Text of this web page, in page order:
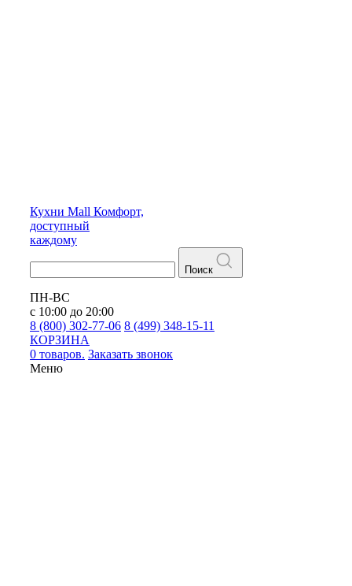
Кухни Mall Комфорт,
доступный
каждому
Поиск
ПН-ВС
с 10:00 до 20:00
8 (800) 302-77-06 8 (499) 348-15-11
КОРЗИНА
0 товаров. Заказать звонок
Меню